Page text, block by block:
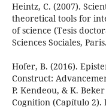
Heintz, C. (2007).
theoretical tools for
of science (Tesis
Sciences Sociales, Paris.
Hofer, B. (2016).
Construct:
P. Kendeou, & K.
Cognition (Capítulo 2).